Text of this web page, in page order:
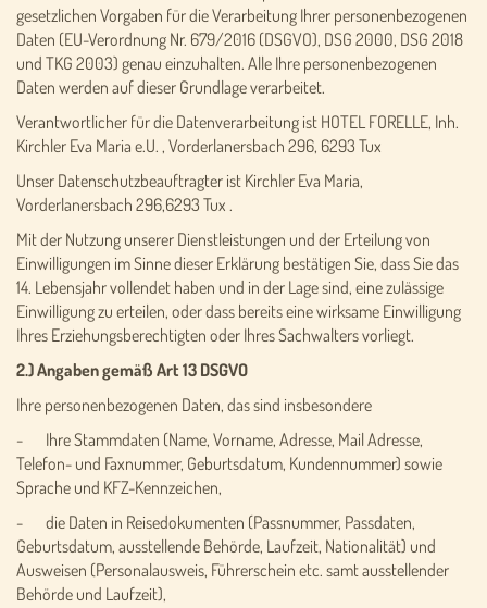
gesetzlichen Vorgaben für die Verarbeitung Ihrer personenbezogenen
Daten (EU-Verordnung Nr. 679/2016 (DSGVO), DSG 2000, DSG 2018
und TKG 2003) genau einzuhalten. Alle Ihre personenbezogenen
Daten werden auf dieser Grundlage verarbeitet.
Verantwortlicher für die Datenverarbeitung ist HOTEL FORELLE, Inh.
Kirchler Eva Maria e.U. , Vorderlanersbach 296, 6293 Tux
Unser Datenschutzbeauftragter ist Kirchler Eva Maria,
Vorderlanersbach 296,6293 Tux .
Mit der Nutzung unserer Dienstleistungen und der Erteilung von
Einwilligungen im Sinne dieser Erklärung bestätigen Sie, dass Sie das
14. Lebensjahr vollendet haben und in der Lage sind, eine zulässige
Einwilligung zu erteilen, oder dass bereits eine wirksame Einwilligung
Ihres Erziehungsberechtigten oder Ihres Sachwalters vorliegt.
2.) Angaben gemäß Art 13 DSGVO
Ihre personenbezogenen Daten, das sind insbesondere
- Ihre Stammdaten (Name, Vorname, Adresse, Mail Adresse,
Telefon- und Faxnummer, Geburtsdatum, Kundennummer) sowie
Sprache und KFZ-Kennzeichen,
- die Daten in Reisedokumenten (Passnummer, Passdaten,
Geburtsdatum, ausstellende Behörde, Laufzeit, Nationalität) und
Ausweisen (Personalausweis, Führerschein etc. samt ausstellender
Behörde und Laufzeit),